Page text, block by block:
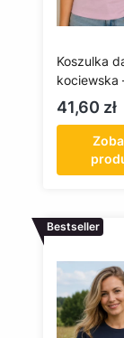
Koszulka
kociewska
haftu
Cena
41,60 zł
Bestseller